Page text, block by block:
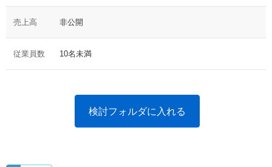
売上高 非公開
従業員数 10名未満
検討フォルダに入れる